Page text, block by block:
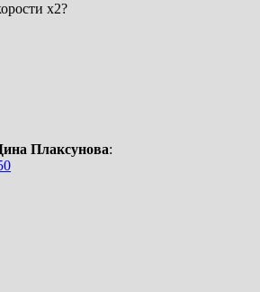
x2?
Плаксунова: